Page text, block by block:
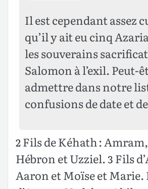
Il est cependant assez
qu’il y ait eu cinq
les souverains
Salomon à l’exil. Peut-
admettre dans notre
confusions de date et
2Fils de Kéhath :
Hébron et Uzziel.3 Fils
Aaron et Moïse et Marie.